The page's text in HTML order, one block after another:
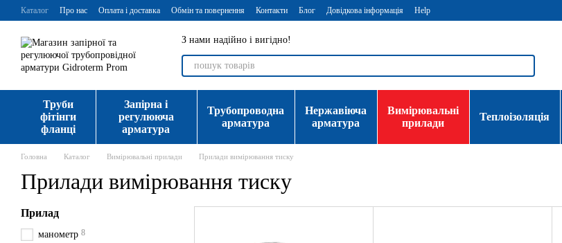
Перейти до основного контенту
Каталог Про нас Оплата і доставка Обмін та повернення Контакти Блог Довідкова інформація Help
З нами надійно і вигідно!
Труби
фітінги
фланці
Запірна і
регулююча
арматура
Трубопроводна
арматура
Нержавіюча
арматура
Вимірювальні
прилади
Теплоізоляція
Головна Каталог Вимірювальні прилади Прилади вимірювання тиску
Прилади вимірювання тиску
Прилад
манометр 8